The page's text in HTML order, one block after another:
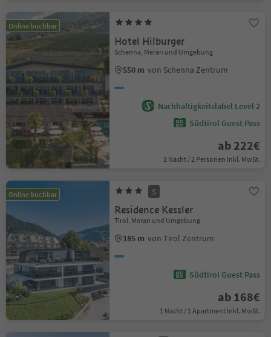
Online buchbar
Hotel Hilburger
Schenna, Meran und Umgebung
550 m von Schenna Zentrum
Nachhaltigkeitslabel Level 2
Südtirol Guest Pass
ab 222€
1 Nacht / 2 Personen Inkl. MwSt.
Online buchbar S
Residence Kessler
Tirol, Meran und Umgebung
185 m von Tirol Zentrum
Südtirol Guest Pass
ab 168€
1 Nacht / 1 Apartment Inkl. MwSt.